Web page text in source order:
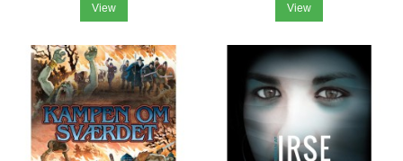
View View